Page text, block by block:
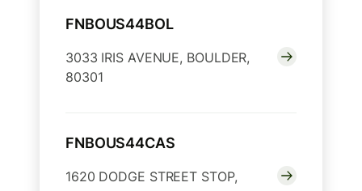
FNBOUS44BOL
3033 IRIS AVENUE, BOULDER,
80301
FNBOUS44CAS
1620 DODGE STREET STOP,